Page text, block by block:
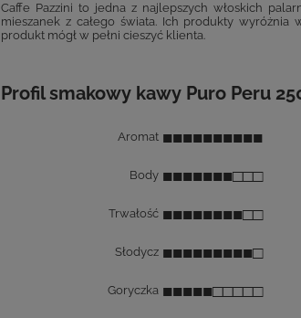
Caffe Pazzini to jedna z najlepszych włoskich
mieszanek z całego świata. Ich produkty
produkt mógł w pełni cieszyć klienta.
Profil smakowy kawy Puro Peru
Aromat ■■■■■■■■■■
Body ■■■■■■■□□□
Trwałość ■■■■■■■■□□
Słodycz ■■■■■■■■■□
Goryczka ■■■■■□□□□□